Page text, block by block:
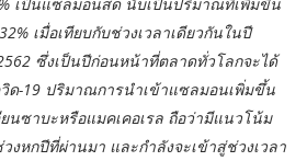
เมื่อเทียบกับช่วงเวลาเดียวกันในปี
ซึ่งเป็นปีก่อนหน้าที่ตลาดทั่วโลกจะได้
ด-19 ปริมาณการนำเข้าแซลมอนเพิ่มขึ้น
นซาบะหรือแมคเคอเรล ถือว่ามีแนวโน้ม
งหกปีที่ผ่านมา และกำลังจะเข้าสู่ช่วงเวลา